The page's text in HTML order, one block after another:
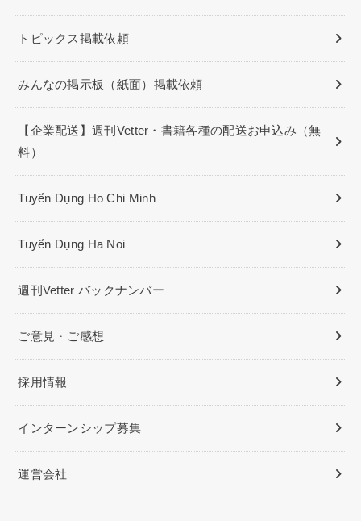
トピックス掲載依頼
みんなの掲示板（紙面）掲載依頼
【企業配送】週刊Vetter・書籍各種の配送お申込み（無
料）
Tuyển Dụng Ho Chi Minh
Tuyển Dụng Ha Noi
週刊Vetter バックナンバー
ご意見・ご感想
採用情報
インターンシップ募集
運営会社